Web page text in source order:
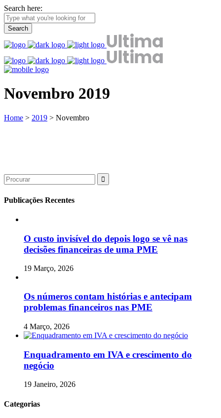
Search here:
Novembro 2019
Home > 2019 > Novembro
Search
for:
Publicações Recentes
O custo invisível do depois logo se vê nas
decisões financeiras de uma PME
19 Março, 2026
Os números contam histórias e antecipam
problemas financeiros nas PME
4 Março, 2026
Enquadramento em IVA e crescimento do
negócio
19 Janeiro, 2026
Categorias